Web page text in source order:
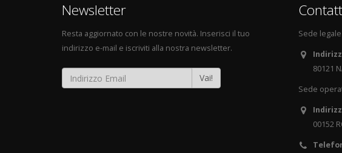
Newsletter
Resta aggiornato con le nostre novità. Inserisci il tuo
indirizzo e-mail e iscriviti alla nostra newsletter.
Vai!
Sede legale
80121
Sede
00152